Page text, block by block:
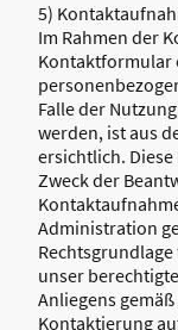
5)
Im Rahmen der
Kontaktformular
Falle der
werden, ist aus
ersichtlich.
Zweck der
Administration
unser
Anliegens gemäß
Kontaktierung